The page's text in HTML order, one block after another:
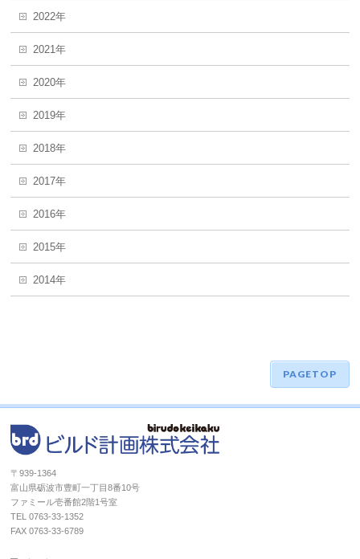
2022年
2021年
2020年
2019年
2018年
2017年
2016年
2015年
2014年
PAGETOP
〒939-1364
富山県砺波市豊町一丁目8番10号
ファミール壱番館2階1号室
TEL 0763-33-1352
FAX 0763-33-6789